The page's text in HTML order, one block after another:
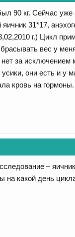
90 кг. Сейчас
31*17,
г.) Цикл
вес у
за исключением
они есть и
кровь на
–
какой день